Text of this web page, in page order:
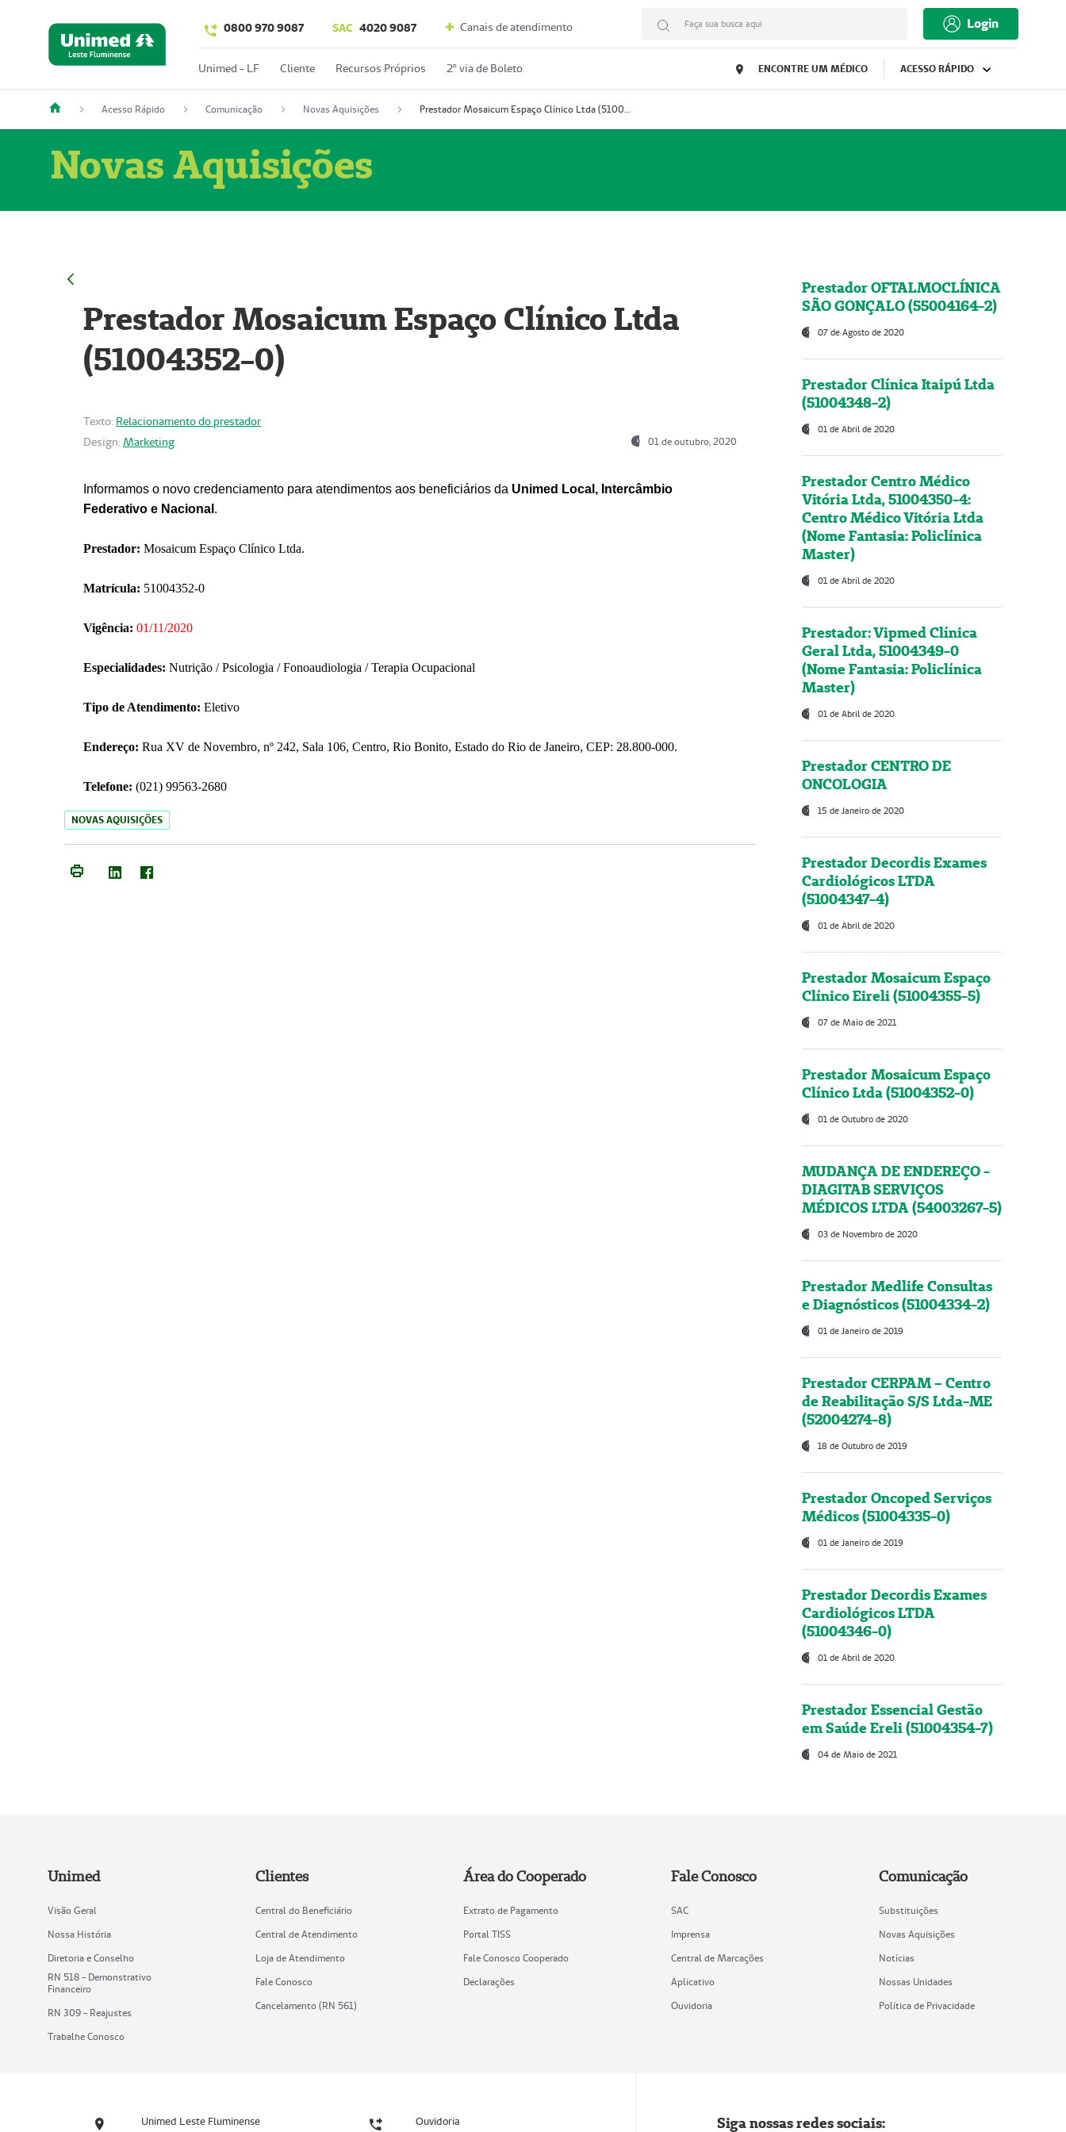
0800 970 9087 SAC 4020 9087 Canais de atendimento Faça sua busca aqui Login
Unimed - LF Cliente Recursos Próprios 2º via de Boleto ENCONTRE UM MÉDICO ACESSO RÁPIDO
Acesso Rápido Comunicação Novas Aquisições Prestador Mosaicum Espaço Clínico Ltda (51004352-0)
Novas Aquisições
Prestador Mosaicum Espaço Clínico Ltda
(51004352-0)
Texto: Relacionamento do prestador
Design: Marketing 01 de outubro, 2020
Informamos o novo credenciamento para atendimentos aos beneficiários da Unimed Local, Intercâmbio
Federativo e Nacional .
Prestador: Mosaicum Espaço Clínico Ltda.
Matrícula: 51004352-0
Vigência: 01/11/2020
Especialidades: Nutrição / Psicologia / Fonoaudiologia / Terapia Ocupacional
Tipo de Atendimento: Eletivo
Endereço: Rua XV de Novembro, nº 242, Sala 106, Centro, Rio Bonito, Estado do Rio de Janeiro, CEP: 28.800-000.
Telefone: (021) 99563-2680
NOVAS AQUISIÇÕES
Prestador OFTALMOCLÍNICA
SÃO GONÇALO (55004164-2)
07 de Agosto de 2020
Prestador Clínica Itaipú Ltda
(51004348-2)
01 de Abril de 2020
Prestador Centro Médico
Vitória Ltda, 51004350-4:
Centro Médico Vitória Ltda
(Nome Fantasia: Policlínica
Master)
01 de Abril de 2020
Prestador: Vipmed Clínica
Geral Ltda, 51004349-0
(Nome Fantasia: Policlínica
Master)
01 de Abril de 2020
Prestador CENTRO DE
ONCOLOGIA
15 de Janeiro de 2020
Prestador Decordis Exames
Cardiológicos LTDA
(51004347-4)
01 de Abril de 2020
Prestador Mosaicum Espaço
Clínico Eireli (51004355-5)
07 de Maio de 2021
Prestador Mosaicum Espaço
Clínico Ltda (51004352-0)
01 de Outubro de 2020
MUDANÇA DE ENDEREÇO -
DIAGITAB SERVIÇOS
MÉDICOS LTDA (54003267-5)
03 de Novembro de 2020
Prestador Medlife Consultas
e Diagnósticos (51004334-2)
01 de Janeiro de 2019
Prestador CERPAM – Centro
de Reabilitação S/S Ltda-ME
(52004274-8)
18 de Outubro de 2019
Prestador Oncoped Serviços
Médicos (51004335-0)
01 de Janeiro de 2019
Prestador Decordis Exames
Cardiológicos LTDA
(51004346-0)
01 de Abril de 2020
Prestador Essencial Gestão
em Saúde Ereli (51004354-7)
04 de Maio de 2021
Unimed
Visão Geral
Nossa História
Diretoria e Conselho
RN 518 - Demonstrativo
Financeiro
RN 309 - Reajustes
Trabalhe Conosco
Clientes
Central do Beneficiário
Central de Atendimento
Loja de Atendimento
Fale Conosco
Cancelamento (RN 561)
Área do Cooperado
Extrato de Pagamento
Portal TISS
Fale Conosco Cooperado
Declarações
Fale Conosco
SAC
Imprensa
Central de Marcações
Aplicativo
Ouvidoria
Comunicação
Substituições
Novas Aquisições
Notícias
Nossas Unidades
Política de Privacidade
Unimed Leste Fluminense Ouvidoria Siga nossas redes sociais: